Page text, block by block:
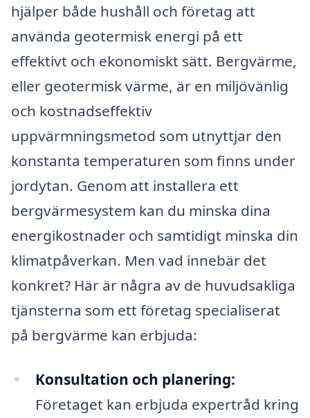
hjälper både hushåll och företag att
använda geotermisk energi på ett
effektivt och ekonomiskt sätt. Bergvärme,
eller geotermisk värme, är en miljövänlig
och kostnadseffektiv
uppvärmningsmetod som utnyttjar den
konstanta temperaturen som finns under
jordytan. Genom att installera ett
bergvärmesystem kan du minska dina
energikostnader och samtidigt minska din
klimatpåverkan. Men vad innebär det
konkret? Här är några av de huvudsakliga
tjänsterna som ett företag specialiserat
på bergvärme kan erbjuda:
Konsultation och planering:
Företaget kan erbjuda expertråd kring